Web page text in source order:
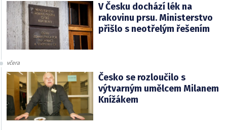
V Česku dochází lék na
rakovinu prsu. Ministerstvo
přišlo s neotřelým řešením
včera
Česko se rozloučilo s
výtvarným umělcem Milanem
Knížákem